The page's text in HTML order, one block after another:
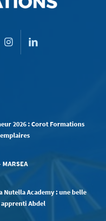
2026 : Corot Formations
Nutella Academy : une belle
Abdel